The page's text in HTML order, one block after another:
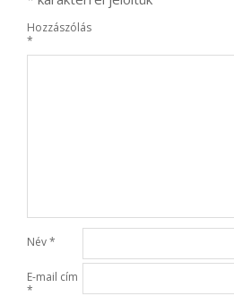
Hozzászólás
*
Név*
E-mail cím
*